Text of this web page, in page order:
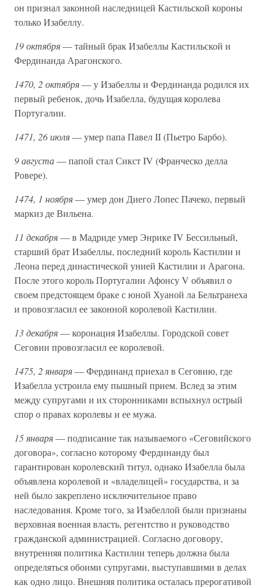
он признал законной наследницей Кастильской короны
только Изабеллу.
19 октября— тайный брак Изабеллы Кастильской и
Фердинанда Арагонского.
1470, 2 октября— у Изабеллы и Фердинанда родился их
первый ребенок, дочь Изабелла, будущая королева
Португалии.
1471, 26 июля— умер папа Павел II (Пьетро Барбо).
9 августа— папой стал Сикст IV (Франческо делла
Ровере).
1474, 1 ноября— умер дон Диего Лопес Пачеко, первый
маркиз де Вильена.
11 декабря— в Мадриде умер Энрике IV Бессильный,
старший брат Изабеллы, последний король Кастилии и
Леона перед династической унией Кастилии и Арагона.
После этого король Португалии Афонсу V объявил о
своем предстоящем браке с юной Хуаной ла Бельтранеха
и провозгласил ее законной королевой Кастилии.
13 декабря— коронация Изабеллы. Городской совет
Сеговии провозгласил ее королевой.
1475, 2 января— Фердинанд приехал в Сеговию, где
Изабелла устроила ему пышный прием. Вслед за этим
между супругами и их сторонниками вспыхнул острый
спор о правах королевы и ее мужа.
15 января— подписание так называемого «Сеговийского
договора», согласно которому Фердинанду был
гарантирован королевский титул, однако Изабелла была
объявлена королевой и «владелицей» государства, и за
ней было закреплено исключительное право
наследования. Кроме того, за Изабеллой были признаны
верховная военная власть, регентство и руководство
гражданской администрацией. Согласно договору,
внутренняя политика Кастилии теперь должна была
определяться обоими супругами, выступавшими в делах
как одно лицо. Внешняя политика осталась прерогативой